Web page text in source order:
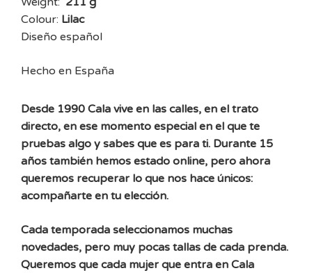
Colour: Lilac
Diseño español
Hecho en España
Desde 1990 Cala vive en las calles, en el trato
directo, en ese momento especial en el que te
pruebas algo y sabes que es para ti. Durante 15
años también hemos estado online, pero ahora
queremos recuperar lo que nos hace únicos:
acompañarte en tu elección.
Cada temporada seleccionamos muchas
novedades, pero muy pocas tallas de cada prenda.
Queremos que cada mujer que entra en Cala